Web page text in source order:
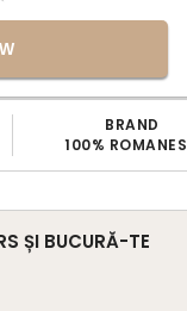
BRAND
100%
ȘI BUCURĂ-TE